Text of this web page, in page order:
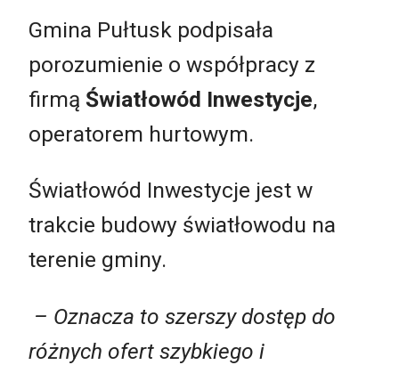
Gmina Pułtusk podpisała
porozumienie o współpracy z
firmą Światłowód Inwestycje,
operatorem hurtowym.
Światłowód Inwestycje jest w
trakcie budowy światłowodu na
terenie gminy.
– Oznacza to szerszy dostęp do
różnych ofert szybkiego i